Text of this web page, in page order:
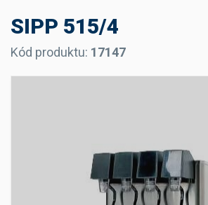
SIPP 515/4
Kód produktu: 17147